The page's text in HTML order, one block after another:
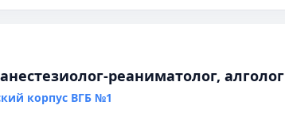
реаниматолог, алголог
корпус ВГБ №1